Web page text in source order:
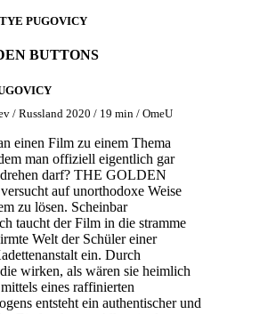
PUGOVICY
BUTTONS
/ Russland 2020 / 19 min / OmeU
einen Film zu einem Thema
man offiziell eigentlich gar
darf? THE GOLDEN
auf unorthodoxe Weise
zu lösen. Scheinbar
taucht der Film in die stramme
Welt der Schüler einer
ein. Durch
wirken, als wären sie heimlich
eines raffinierten
entsteht ein authentischer und